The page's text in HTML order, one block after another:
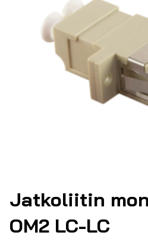
Jatkoliitin
OM2 LC-LC